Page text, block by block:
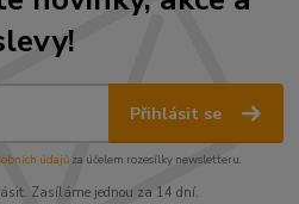
Přihlásit se
údajůza účelem rozesílky newsletteru.
Zasíláme jednou za 14 dní.